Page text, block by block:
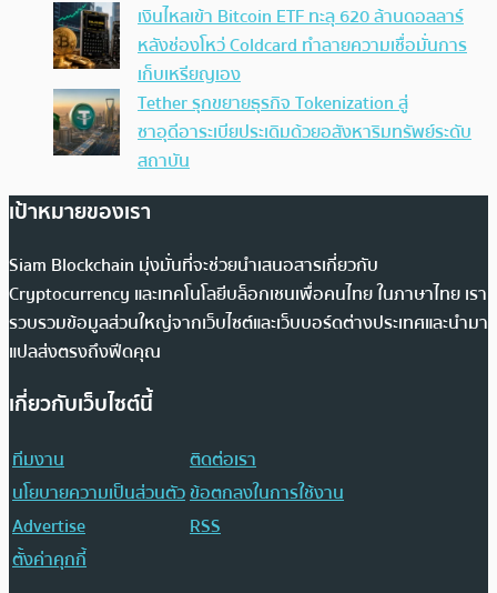
เงินไหลเข้า Bitcoin ETF ทะลุ 620 ล้านดอลลาร์
หลังช่องโหว่ Coldcard ทำลายความเชื่อมั่นการ
เก็บเหรียญเอง
Tether รุกขยายธุรกิจ Tokenization สู่
ซาอุดีอาระเบียประเดิมด้วยอสังหาริมทรัพย์ระดับ
สถาบัน
เป้าหมายของเรา
Siam Blockchain มุ่งมั่นที่จะช่วยนำเสนอสารเกี่ยวกับ
Cryptocurrency และเทคโนโลยีบล็อกเชนเพื่อคนไทย ในภาษาไทย เรา
รวบรวมข้อมูลส่วนใหญ่จากเว็บไซต์และเว็บบอร์ดต่างประเทศและนำมา
แปลส่งตรงถึงฟีดคุณ
เกี่ยวกับเว็บไซต์นี้
ทีมงาน
ติดต่อเรา
นโยบายความเป็นส่วนตัวข้อตกลงในการใช้งาน
Advertise
RSS
ตั้งค่าคุกกี้